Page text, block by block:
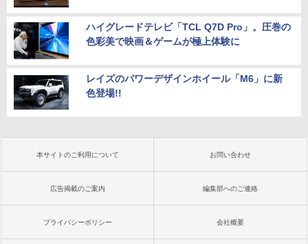
ハイグレードテレビ「TCL Q7D Pro」。圧巻の
色彩美で映画＆ゲームが極上体験に
レイズのパワーデザインホイール「M6」に新
色登場!!
本サイトのご利用について お問い合わせ
広告掲載のご案内 編集部へのご連絡
プライバシーポリシー 会社概要